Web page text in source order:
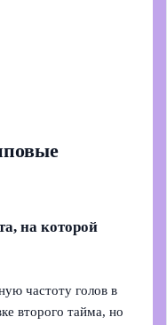
на которой
частоту голов в
второго тайма, но